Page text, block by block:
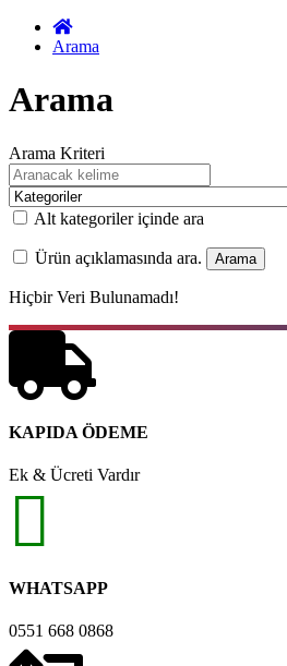
Arama
Arama
Arama Kriteri
Alt kategoriler içinde ara
Ürün açıklamasında ara.
Hiçbir Veri Bulunamadı!
KAPIDA ÖDEME
Ek & Ücreti Vardır
WHATSAPP
0551 668 0868